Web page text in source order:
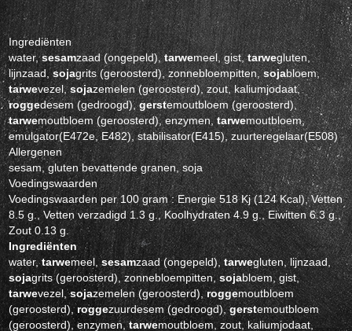
Ingrediënten
water,sesamzaad (ongepeld),tarwemeel, gist,tarwegluten,
lijnzaad,sojagrits (geroosterd), zonnebloempitten,sojabloem,
tarwevezel,sojazemelen (geroosterd), zout, kaliumjodaat,
roggedesem (gedroogd),gerstemoutbloem (geroosterd),
tarwemoutbloem (geroosterd), enzymen,tarwemoutbloem,
emulgator(E472e, E482), stabilisator(E415), zuurteregelaar(E508)
Allergenen
sesam, gluten bevattende granen, soja
Voedingswaarden
Voedingswaarden per 100 gram : Energie 518 Kj (124 Kcal), Vetten
8.5 g., Vetten verzadigd 1.3 g., Koolhydraten 4.9 g., Eiwitten 6.3 g.,
Zout 0.13 g.
Ingrediënten
water,tarwemeel,sesamzaad (ongepeld),tarwegluten, lijnzaad,
sojagrits (geroosterd), zonnebloempitten,sojabloem, gist,
tarwevezel,sojazemelen (geroosterd),roggemoutbloem
(geroosterd),roggezuurdesem (gedroogd),gerstemoutbloem
(geroosterd), enzymen,tarwemoutbloem, zout, kaliumjodaat,